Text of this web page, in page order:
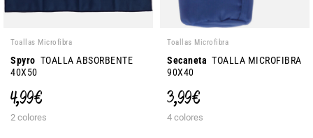
Toallas Microfibra
Spyro TOALLA ABSORBENTE
40X50
4,99 €
2 colores
Toallas Microfibra
Secaneta TOALLA MICROFIBRA
90X40
3,99 €
4 colores